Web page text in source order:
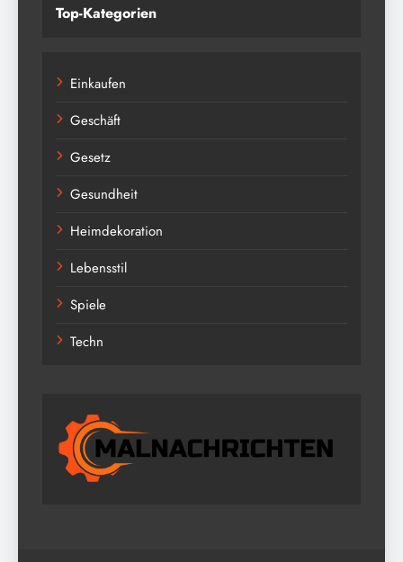
Top-Kategorien
Einkaufen
Geschäft
Gesetz
Gesundheit
Heimdekoration
Lebensstil
Spiele
Techn